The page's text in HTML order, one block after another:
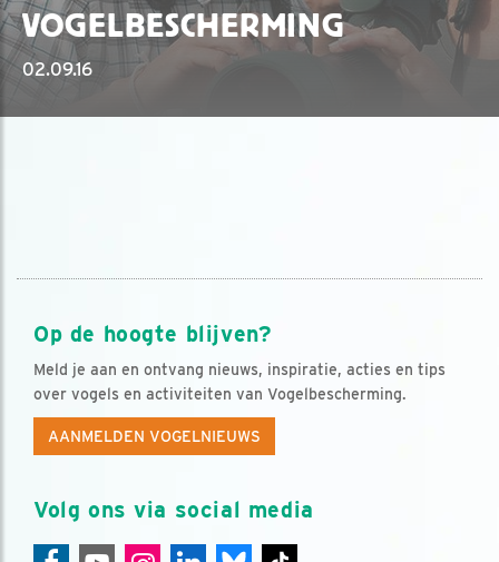
VOGELBESCHERMING
02.09.16
Op de hoogte blijven?
Meld je aan en ontvang nieuws, inspiratie, acties en tips
over vogels en activiteiten van Vogelbescherming.
AANMELDEN VOGELNIEUWS
Volg ons via social media